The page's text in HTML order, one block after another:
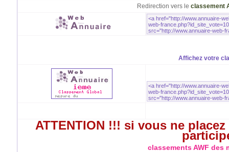
Redirection vers le classement
Affichez votre
ATTENTION !!! si vous ne
classements AWF des